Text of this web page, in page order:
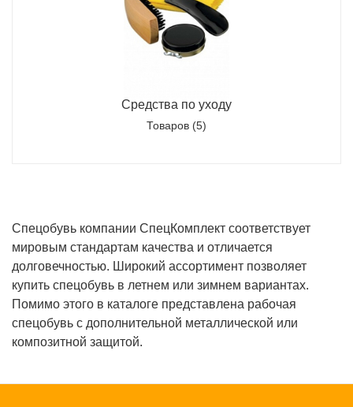
Средства по уходу
Товаров (5)
Спецобувь компании СпецКомплект соответствует
мировым стандартам качества и отличается
долговечностью. Широкий ассортимент позволяет
купить спецобувь в летнем или зимнем вариантах.
Помимо этого в каталоге представлена рабочая
спецобувь с дополнительной металлической или
композитной защитой.